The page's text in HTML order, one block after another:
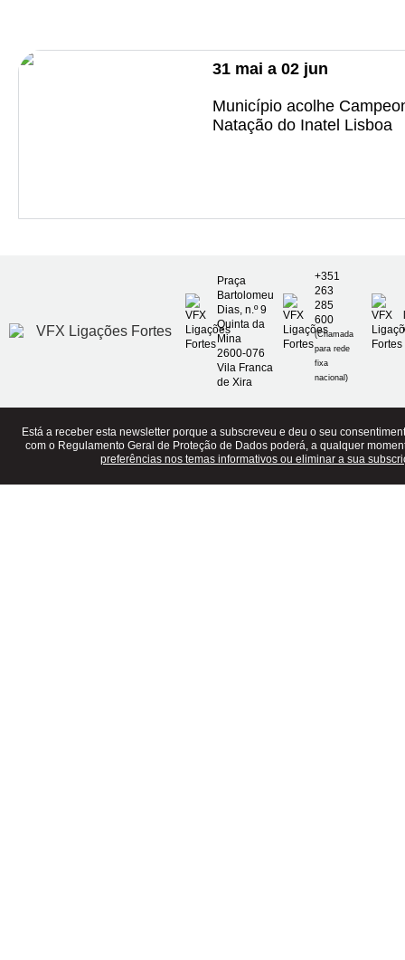
31 mai a 02 jun
Município acolhe
Natação do Inatel Lisboa
Praça
Bartolomeu
Dias, n.º 9
Quinta da
Mina
2600-076
Vila Franca
de Xira
+351
263
285
600
(Chamada
para rede
fixa
nacional)
Está a receber esta newsletter porque a subscreveu e deu o seu
com o Regulamento Geral de Proteção de Dados poderá, a qualquer
preferências nos temas informativos ou eliminar a sua